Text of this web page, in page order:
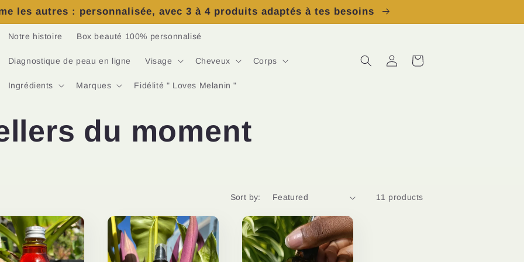
les autres : personnalisée, avec 3 à 4 produits adaptés à tes besoins
Notre histoire Box beauté 100% personnalisé
Diagnostique de peau en ligne Visage Cheveux Corps
Ingrédients Marques Fidélité " Loves Melanin "
in
Cart
du moment
Sort by: 11 products